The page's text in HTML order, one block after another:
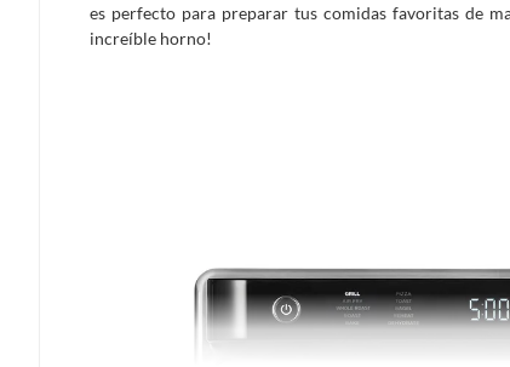
es perfecto para preparar tus comidas favoritas de
increíble horno!